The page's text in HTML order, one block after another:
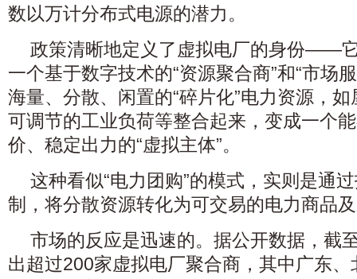
数以万计分布式电源的潜力。
政策清晰地定义了虚拟电厂的身份——
一个基于数字技术的“资源聚合商”和“市场
海量、分散、闲置的“碎片化”电力资源，
可调节的工业负荷等整合起来，变成一个
价、稳定出力的“虚拟主体”。
这种看似“电力团购”的模式，实则是通
制，将分散资源转化为可交易的电力商品
市场的反应是迅速的。据公开数据，截
出超过200家虚拟电厂聚合商，其中广东